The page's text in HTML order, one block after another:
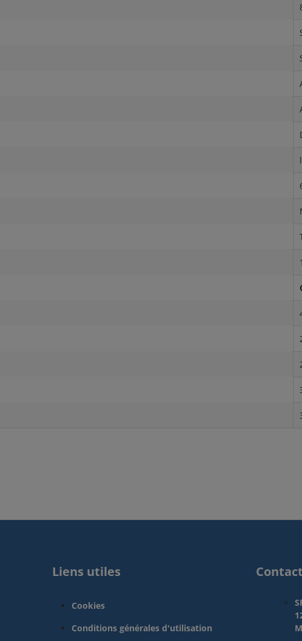
Liens utiles
Cookies
Conditions générales d'utilisation